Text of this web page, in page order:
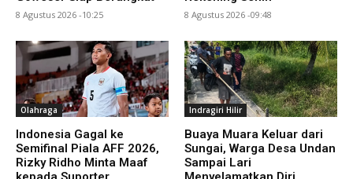
8 Agustus 2026 -10:25 8 Agustus 2026 -09:48
Olahraga
Indonesia Gagal ke
Semifinal Piala AFF 2026,
Rizky Ridho Minta Maaf
Indragiri Hilir
Buaya Muara Keluar dari
Sungai, Warga Desa Undan
Sampai Lari